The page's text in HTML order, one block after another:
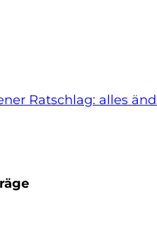
Ratschlag: alles